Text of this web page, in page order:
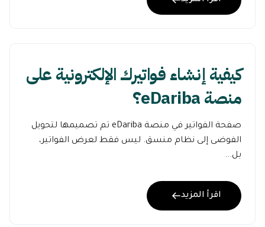
كيفية إنشاء فواتيرك الإلكترونية على
منصة eDariba؟
صفحة الفواتير في منصة eDariba تم تصميمها لتحويل
الفوضى إلى نظام منسق. ليس فقط لعرض الفواتير،
بل...
اقرأ المزيد